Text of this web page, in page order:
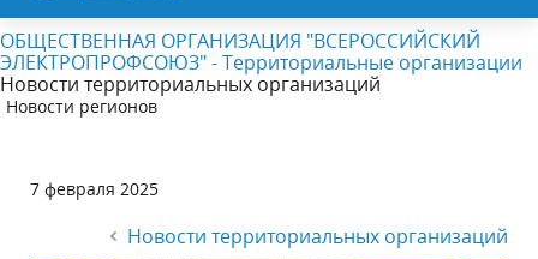
ОБЩЕСТВЕННАЯ ОРГАНИЗАЦИЯ "ВСЕРОССИЙСКИЙ
ЭЛЕКТРОПРОФСОЮЗ" - Территориальные организации
Новости территориальных организаций
Новости регионов
7 февраля 2025
Новости территориальных организаций